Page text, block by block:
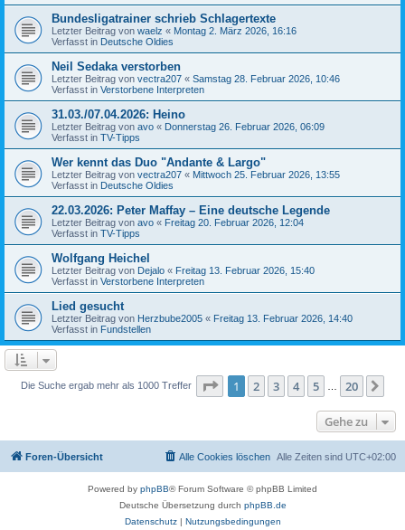
Bundesligatrainer schrieb Schlagertexte
Letzter Beitrag von waelz « Montag 2. März 2026, 16:16
Verfasst in Deutsche Oldies
Neil Sedaka verstorben
Letzter Beitrag von vectra207 « Samstag 28. Februar 2026, 10:46
Verfasst in Verstorbene Interpreten
31.03./07.04.2026: Heino
Letzter Beitrag von avo « Donnerstag 26. Februar 2026, 06:09
Verfasst in TV-Tipps
Wer kennt das Duo "Andante & Largo"
Letzter Beitrag von vectra207 « Mittwoch 25. Februar 2026, 13:55
Verfasst in Deutsche Oldies
22.03.2026: Peter Maffay – Eine deutsche Legende
Letzter Beitrag von avo « Freitag 20. Februar 2026, 12:04
Verfasst in TV-Tipps
Wolfgang Heichel
Letzter Beitrag von Dejalo « Freitag 13. Februar 2026, 15:40
Verfasst in Verstorbene Interpreten
Lied gesucht
Letzter Beitrag von Herzbube2005 « Freitag 13. Februar 2026, 14:40
Verfasst in Fundstellen
Die Suche ergab mehr als 1000 Treffer Seite 1von 20
1 2 3 4 5 20
Gehe zu
Foren-Übersicht Alle Zeiten sind UTC+02:00
Alle Cookies löschen
Powered by phpBB® Forum Software © phpBB Limited
Deutsche Übersetzung durch phpBB.de
Datenschutz| Nutzungsbedingungen